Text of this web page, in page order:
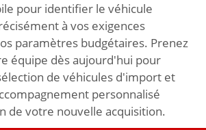
pour identifier le véhicule
à vos exigences
paramètres budgétaires. Prenez
équipe dès aujourd'hui pour
de véhicules d'import et
personnalisé
de votre nouvelle acquisition.